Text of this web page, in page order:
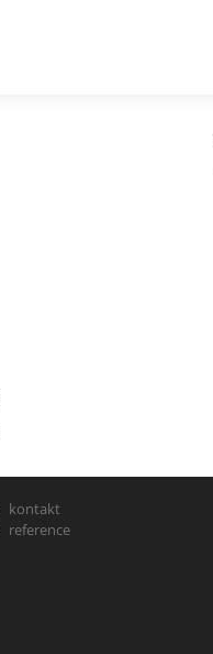
kontakt
reference